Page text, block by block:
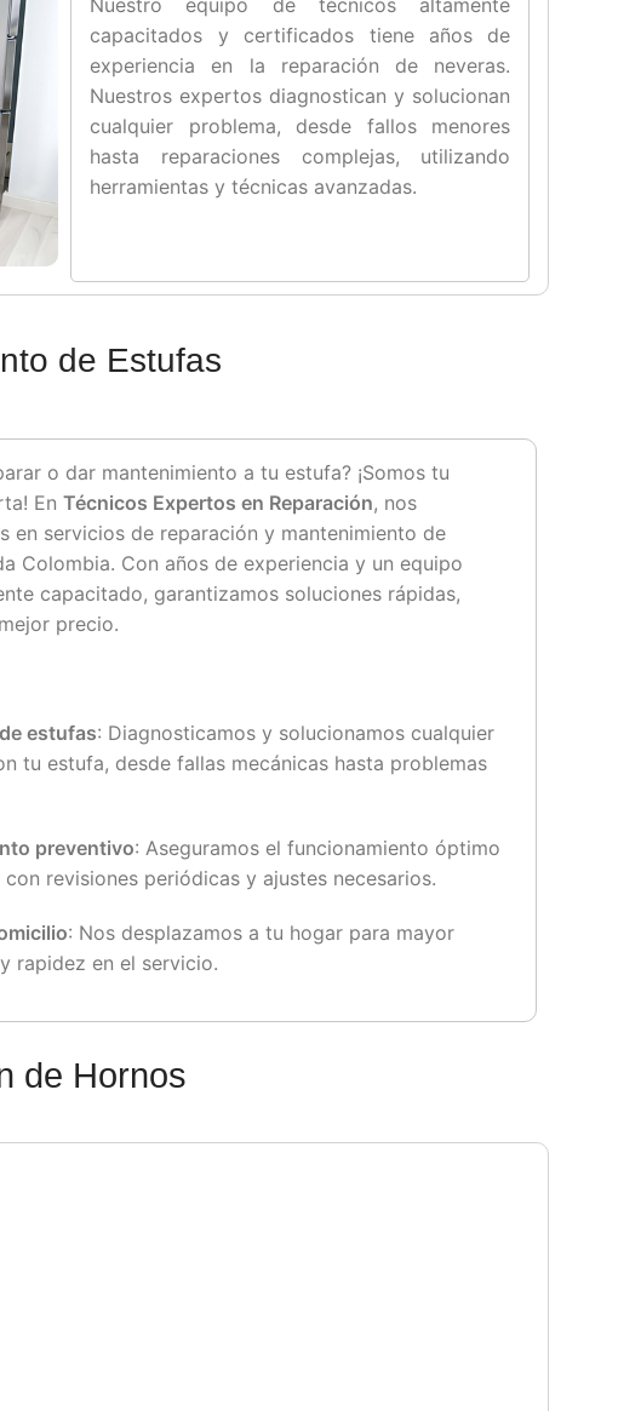
Nuestro equipo de técnicos altamente
capacitados y certificados tiene años de
experiencia en la reparación de neveras.
Nuestros expertos diagnostican y solucionan
cualquier problema, desde fallos menores
hasta reparaciones complejas, utilizando
herramientas y técnicas avanzadas.
de Estufas
o dar mantenimiento a tu estufa? ¡Somos tu
EnTécnicos Expertos en Reparación, nos
en servicios de reparación y mantenimiento de
Colombia. Con años de experiencia y un equipo
capacitado, garantizamos soluciones rápidas,
precio.
estufas: Diagnosticamos y solucionamos cualquier
tu estufa, desde fallas mecánicas hasta problemas
preventivo: Aseguramos el funcionamiento óptimo
revisiones periódicas y ajustes necesarios.
: Nos desplazamos a tu hogar para mayor
rapidez en el servicio.
de Hornos